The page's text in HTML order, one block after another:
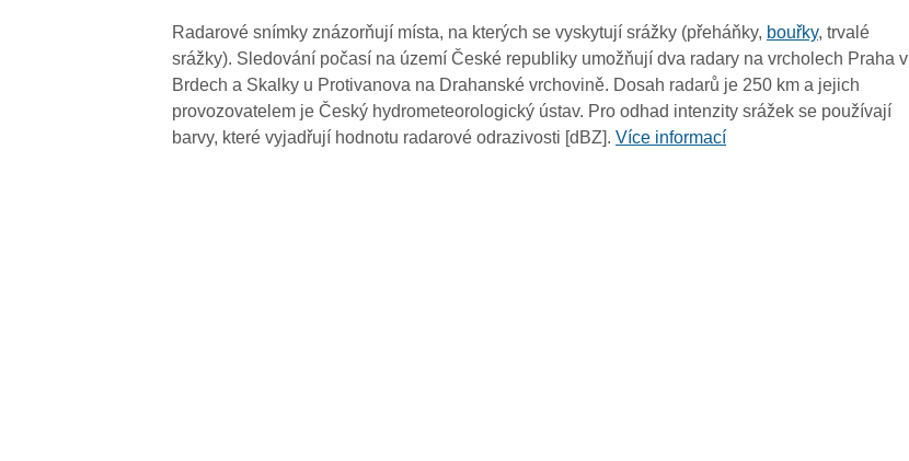
12:05
11:55
11:45
11:35
Radarové snímky znázorňují místa, na kterých se vyskytují srážky (přeháňky, bouřky, trvalé
srážky). Sledování počasí na území České republiky umožňují dva radary na vrcholech Praha v
Brdech a Skalky u Protivanova na Drahanské vrchovině. Dosah radarů je 250 km a jejich
provozovatelem je Český hydrometeorologický ústav. Pro odhad intenzity srážek se používají
barvy, které vyjadřují hodnotu radarové odrazivosti [dBZ].Více informací